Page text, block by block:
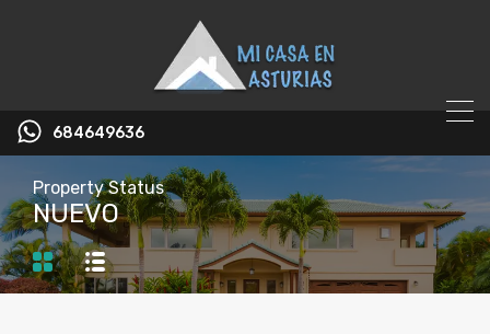
684649636
Property Status
NUEVO